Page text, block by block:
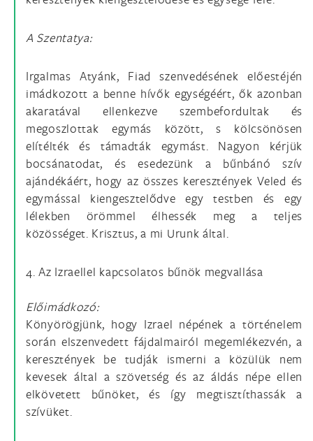
A Szentatya:
Irgalmas Atyánk, Fiad szenvedésének előestéjén
imádkozott a benne hívők egységéért, ők azonban
akaratával ellenkezve szembefordultak és
megoszlottak egymás között, s kölcsönösen
elítélték és támadták egymást. Nagyon kérjük
bocsánatodat, és esedezünk a bűnbánó szív
ajándékáért, hogy az összes keresztények Veled és
egymással kiengesztelődve egy testben és egy
lélekben örömmel élhessék meg a teljes
közösséget. Krisztus, a mi Urunk által.
4. Az Izraellel kapcsolatos bűnök megvallása
Előimádkozó:
Könyörögjünk, hogy Izrael népének a történelem
során elszenvedett fájdalmairól megemlékezvén, a
keresztények be tudják ismerni a közülük nem
kevesek által a szövetség és az áldás népe ellen
elkövetett bűnöket, és így megtisztíthassák a
szívüket.